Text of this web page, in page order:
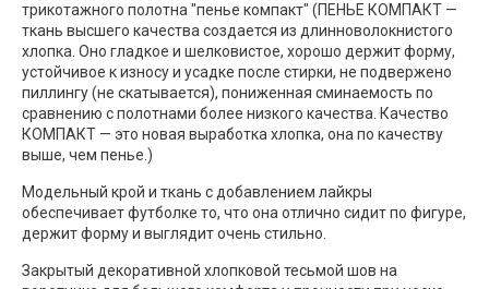
трикотажного полотна "пенье компакт" (ПЕНЬЕ КОМПАКТ —
ткань высшего качества создается из длинноволокнистого
хлопка. Оно гладкое и шелковистое, хорошо держит форму,
устойчивое к износу и усадке после стирки, не подвержено
пиллингу (не скатывается), пониженная сминаемость по
сравнению с полотнами более низкого качества. Качество
КОМПАКТ — это новая выработка хлопка, она по качеству
выше, чем пенье.)
Модельный крой и ткань с добавлением лайкры
обеспечивает футболке то, что она отлично сидит по фигуре,
держит форму и выглядит очень стильно.
Закрытый декоративной хлопковой тесьмой шов на